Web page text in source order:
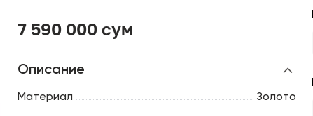
7 590 000 сум
Описание
Материал Золото